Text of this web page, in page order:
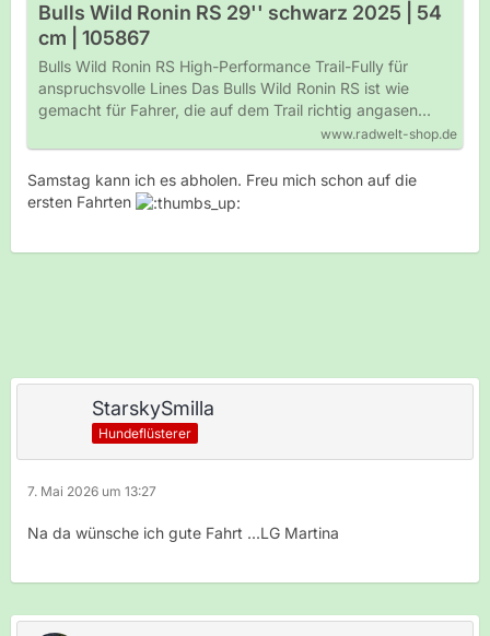
Bulls Wild Ronin RS 29'' schwarz 2025 | 54
cm | 105867
Bulls Wild Ronin RS High-Performance Trail-Fully für
anspruchsvolle Lines Das Bulls Wild Ronin RS ist wie
gemacht für Fahrer, die auf dem Trail richtig angasen…
www.radwelt-shop.de
Samstag kann ich es abholen. Freu mich schon auf die
ersten Fahrten
StarskySmilla
Hundeflüsterer
7. Mai 2026 um 13:27
Na da wünsche ich gute Fahrt ...LG Martina